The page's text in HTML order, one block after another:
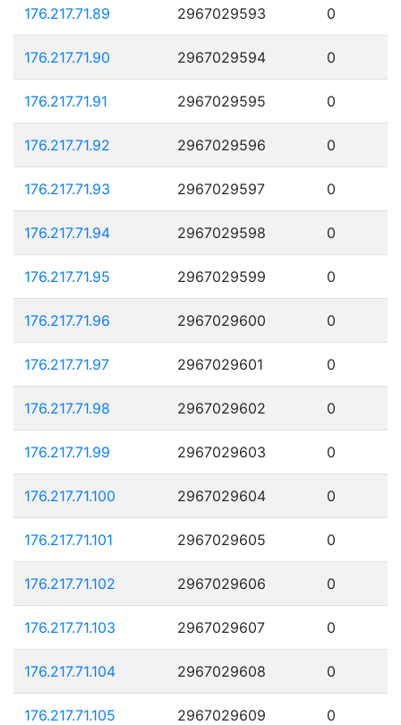
176.217.71.89 2967029593 0
176.217.71.90 2967029594 0
176.217.71.91 2967029595 0
176.217.71.92 2967029596 0
176.217.71.93 2967029597 0
176.217.71.94 2967029598 0
176.217.71.95 2967029599 0
176.217.71.96 2967029600 0
176.217.71.97 2967029601 0
176.217.71.98 2967029602 0
176.217.71.99 2967029603 0
176.217.71.100 2967029604 0
176.217.71.101 2967029605 0
176.217.71.102 2967029606 0
176.217.71.103 2967029607 0
176.217.71.104 2967029608 0
176.217.71.105 2967029609 0